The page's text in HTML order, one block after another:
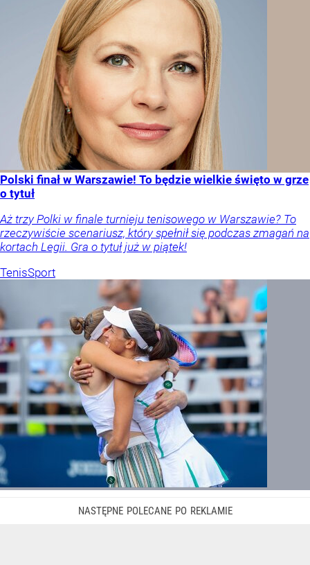
Polski finał w Warszawie! To będzie wielkie święto w grze
o tytuł
Aż trzy Polki w finale turnieju tenisowego w Warszawie? To
rzeczywiście scenariusz, który spełnił się podczas zmagań na
kortach Legii. Gra o tytuł już w piątek!
TenisSport